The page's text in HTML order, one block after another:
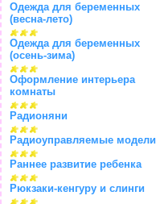
Одежда для беременных
(весна-лето)
Одежда для беременных
(осень-зима)
Оформление интерьера
комнаты
Радионяни
Радиоуправляемые модели
Раннее развитие ребенка
Рюкзаки-кенгуру и слинги